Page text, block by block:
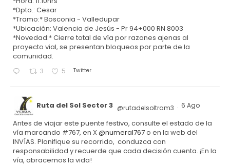
*Dpto.: Cesar
*Tramo:* Bosconia - Valledupar
*Ubicación: Valencia de Jesús - Pr 94+000 RN 8003
*Novedad:* Cierre total de vía por razones ajenas al
proyecto vial, se presentan bloqueos por parte de la
comunidad.
3 5 Twitter
Ruta del Sol Sector 3 @rutadelsoltram3 · 6 Ago
Antes de viajar este puente festivo, consulte el estado de la
vía marcando #767, en X@numeral767o en la web del
INVÍAS. Planifique su recorrido, conduzca con
responsabilidad y recuerde que cada decisión cuenta. ¡En la
vía, abracemos la vida!